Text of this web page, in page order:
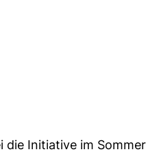
die Initiative im Sommer